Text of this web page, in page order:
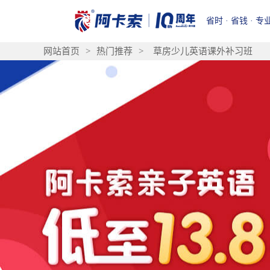
省时 · 省钱 · 专
网站首页 > 热门推荐 > 草房少儿英语课外补习班